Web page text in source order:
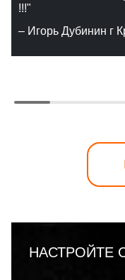
!!!"
– Игорь Дубинин г
НАСТРОЙТЕ